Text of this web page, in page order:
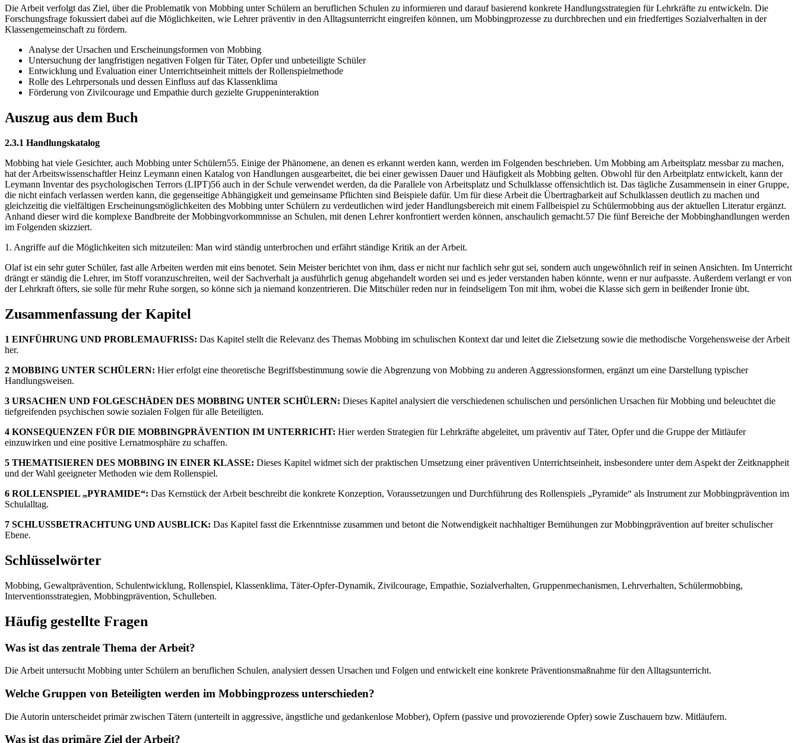
Die Arbeit verfolgt das Ziel, über die Problematik von Mobbing unter Schülern an beruflichen Schulen zu informieren und darauf basierend konkrete Handlungsstrategien für Lehrkräfte zu entwickeln. Die
Forschungsfrage fokussiert dabei auf die Möglichkeiten, wie Lehrer präventiv in den Alltagsunterricht eingreifen können, um Mobbingprozesse zu durchbrechen und ein friedfertiges Sozialverhalten in der
Klassengemeinschaft zu fördern.
Analyse der Ursachen und Erscheinungsformen von Mobbing
Untersuchung der langfristigen negativen Folgen für Täter, Opfer und unbeteiligte Schüler
Entwicklung und Evaluation einer Unterrichtseinheit mittels der Rollenspielmethode
Rolle des Lehrpersonals und dessen Einfluss auf das Klassenklima
Förderung von Zivilcourage und Empathie durch gezielte Gruppeninteraktion
Auszug aus dem Buch
2.3.1 Handlungskatalog
Mobbing hat viele Gesichter, auch Mobbing unter Schülern55. Einige der Phänomene, an denen es erkannt werden kann, werden im Folgenden beschrieben. Um Mobbing am Arbeitsplatz messbar zu machen,
hat der Arbeitswissenschaftler Heinz Leymann einen Katalog von Handlungen ausgearbeitet, die bei einer gewissen Dauer und Häufigkeit als Mobbing gelten. Obwohl für den Arbeitplatz entwickelt, kann der
Leymann Inventar des psychologischen Terrors (LIPT)56 auch in der Schule verwendet werden, da die Parallele von Arbeitsplatz und Schulklasse offensichtlich ist. Das tägliche Zusammensein in einer Gruppe,
die nicht einfach verlassen werden kann, die gegenseitige Abhängigkeit und gemeinsame Pflichten sind Beispiele dafür. Um für diese Arbeit die Übertragbarkeit auf Schulklassen deutlich zu machen und
gleichzeitig die vielfältigen Erscheinungsmöglichkeiten des Mobbing unter Schülern zu verdeutlichen wird jeder Handlungsbereich mit einem Fallbeispiel zu Schülermobbing aus der aktuellen Literatur ergänzt.
Anhand dieser wird die komplexe Bandbreite der Mobbingvorkommnisse an Schulen, mit denen Lehrer konfrontiert werden können, anschaulich gemacht.57 Die fünf Bereiche der Mobbinghandlungen werden
im Folgenden skizziert.
1. Angriffe auf die Möglichkeiten sich mitzuteilen: Man wird ständig unterbrochen und erfährt ständige Kritik an der Arbeit.
Olaf ist ein sehr guter Schüler, fast alle Arbeiten werden mit eins benotet. Sein Meister berichtet von ihm, dass er nicht nur fachlich sehr gut sei, sondern auch ungewöhnlich reif in seinen Ansichten. Im Unterricht
drängt er ständig die Lehrer, im Stoff voranzuschreiten, weil der Sachverhalt ja ausführlich genug abgehandelt worden sei und es jeder verstanden haben könnte, wenn er nur aufpasste. Außerdem verlangt er von
der Lehrkraft öfters, sie solle für mehr Ruhe sorgen, so könne sich ja niemand konzentrieren. Die Mitschüler reden nur in feindseligem Ton mit ihm, wobei die Klasse sich gern in beißender Ironie übt.
Zusammenfassung der Kapitel
1 EINFÜHRUNG UND PROBLEMAUFRISS: Das Kapitel stellt die Relevanz des Themas Mobbing im schulischen Kontext dar und leitet die Zielsetzung sowie die methodische Vorgehensweise der Arbeit
her.
2 MOBBING UNTER SCHÜLERN: Hier erfolgt eine theoretische Begriffsbestimmung sowie die Abgrenzung von Mobbing zu anderen Aggressionsformen, ergänzt um eine Darstellung typischer
Handlungsweisen.
3 URSACHEN UND FOLGESCHÄDEN DES MOBBING UNTER SCHÜLERN: Dieses Kapitel analysiert die verschiedenen schulischen und persönlichen Ursachen für Mobbing und beleuchtet die
tiefgreifenden psychischen sowie sozialen Folgen für alle Beteiligten.
4 KONSEQUENZEN FÜR DIE MOBBINGPRÄVENTION IM UNTERRICHT: Hier werden Strategien für Lehrkräfte abgeleitet, um präventiv auf Täter, Opfer und die Gruppe der Mitläufer
einzuwirken und eine positive Lernatmosphäre zu schaffen.
5 THEMATISIEREN DES MOBBING IN EINER KLASSE: Dieses Kapitel widmet sich der praktischen Umsetzung einer präventiven Unterrichtseinheit, insbesondere unter dem Aspekt der Zeitknappheit
und der Wahl geeigneter Methoden wie dem Rollenspiel.
6 ROLLENSPIEL „PYRAMIDE“: Das Kernstück der Arbeit beschreibt die konkrete Konzeption, Voraussetzungen und Durchführung des Rollenspiels „Pyramide“ als Instrument zur Mobbingprävention im
Schulalltag.
7 SCHLUSSBETRACHTUNG UND AUSBLICK: Das Kapitel fasst die Erkenntnisse zusammen und betont die Notwendigkeit nachhaltiger Bemühungen zur Mobbingprävention auf breiter schulischer
Ebene.
Schlüsselwörter
Mobbing, Gewaltprävention, Schulentwicklung, Rollenspiel, Klassenklima, Täter-Opfer-Dynamik, Zivilcourage, Empathie, Sozialverhalten, Gruppenmechanismen, Lehrverhalten, Schülermobbing,
Interventionsstrategien, Mobbingprävention, Schulleben.
Häufig gestellte Fragen
Was ist das zentrale Thema der Arbeit?
Die Arbeit untersucht Mobbing unter Schülern an beruflichen Schulen, analysiert dessen Ursachen und Folgen und entwickelt eine konkrete Präventionsmaßnahme für den Alltagsunterricht.
Welche Gruppen von Beteiligten werden im Mobbingprozess unterschieden?
Die Autorin unterscheidet primär zwischen Tätern (unterteilt in aggressive, ängstliche und gedankenlose Mobber), Opfern (passive und provozierende Opfer) sowie Zuschauern bzw. Mitläufern.
Was ist das primäre Ziel der Arbeit?